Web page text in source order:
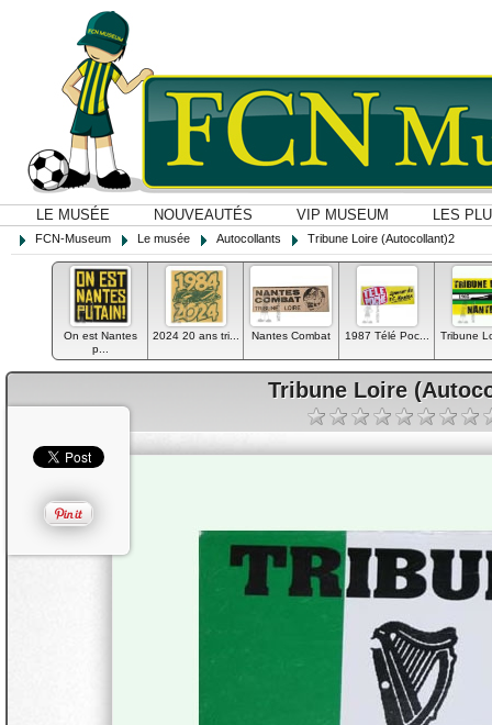
LE MUSÉE NOUVEAUTÉS VIP MUSEUM LES
FCN-Museum Le musée Autocollants Tribune Loire (Autocollant)2
On est Nantes
p...
2024 20 ans tri... Nantes Combat 1987 Télé Poc... Tribune
Tribune Loire